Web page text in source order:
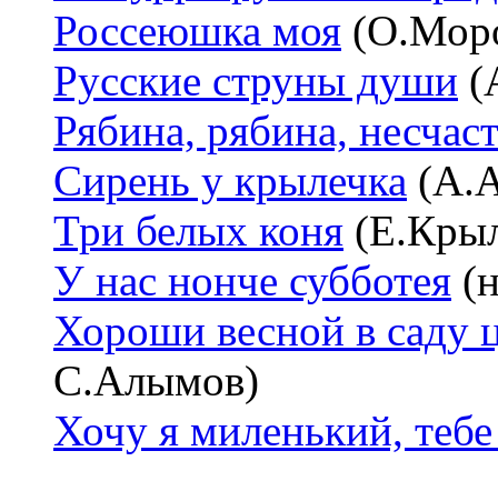
Россеюшка моя
Русские струны души
Рябина, рябина,
Сирень у крылечка
Три белых коня
У нас нонче субботея
Хороши весной в саду
С.Алымов)
Хочу я миленький,